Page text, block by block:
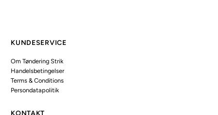
KUNDESERVICE
Om Tøndering Strik
Handelsbetingelser
Terms & Conditions
Persondatapolitik